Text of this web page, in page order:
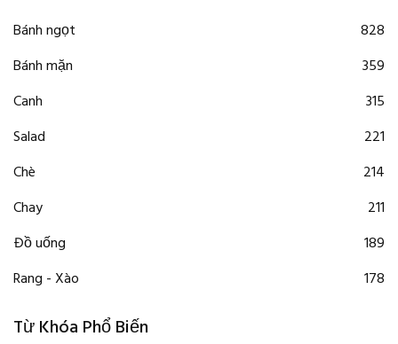
Bánh ngọt
828
Bánh mặn
359
Canh
315
Salad
221
Chè
214
Chay
211
Đồ uống
189
Rang - Xào
178
Từ Khóa Phổ Biến